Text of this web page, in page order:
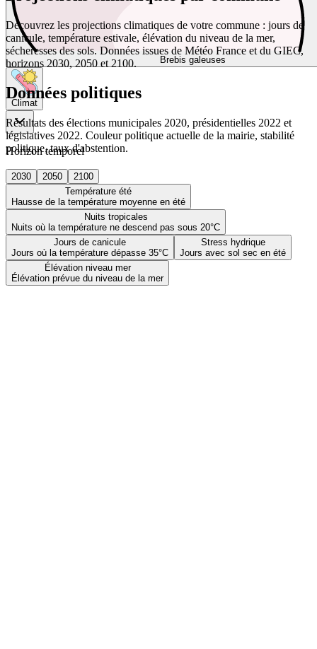
Brebis galeuses
Climat
Horizon temporel
2030 2050
2100
Température été
Hausse de la température moyenne en été
Nuits tropicales
Nuits où la température ne descend pas sous 20°C
Jours de canicule
Jours où la température dépasse 35°C
Stress hydrique
Jours avec sol sec en été
Élévation niveau mer
Élévation prévue du niveau de la mer
Découvrez les projections climatiques de votre commune : jours de
canicule, température estivale, élévation du niveau de la mer,
sécheresses des sols. Données issues de Météo France et du GIEC,
horizons 2030, 2050 et 2100.
Données politiques
Résultats des élections municipales 2020, présidentielles 2022 et
législatives 2022. Couleur politique actuelle de la mairie, stabilité
politique, taux d'abstention.